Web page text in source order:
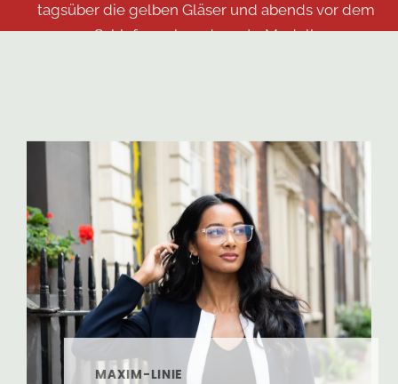
tagsüber die gelben Gläser und abends vor dem
Schlafengehen das rote Modell.
MAXIM-LINIE